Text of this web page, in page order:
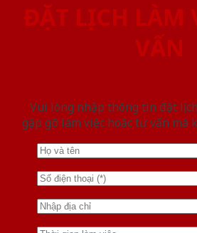
ĐẶT LỊCH LÀM
VẤN
Vui lòng nhập thông tin đặt
gặp gỡ làm việc hoăc tư vấn mà